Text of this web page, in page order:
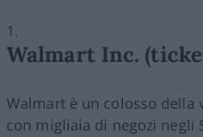
Walmart Inc.
Walmart è un colosso della
con migliaia di negozi negli